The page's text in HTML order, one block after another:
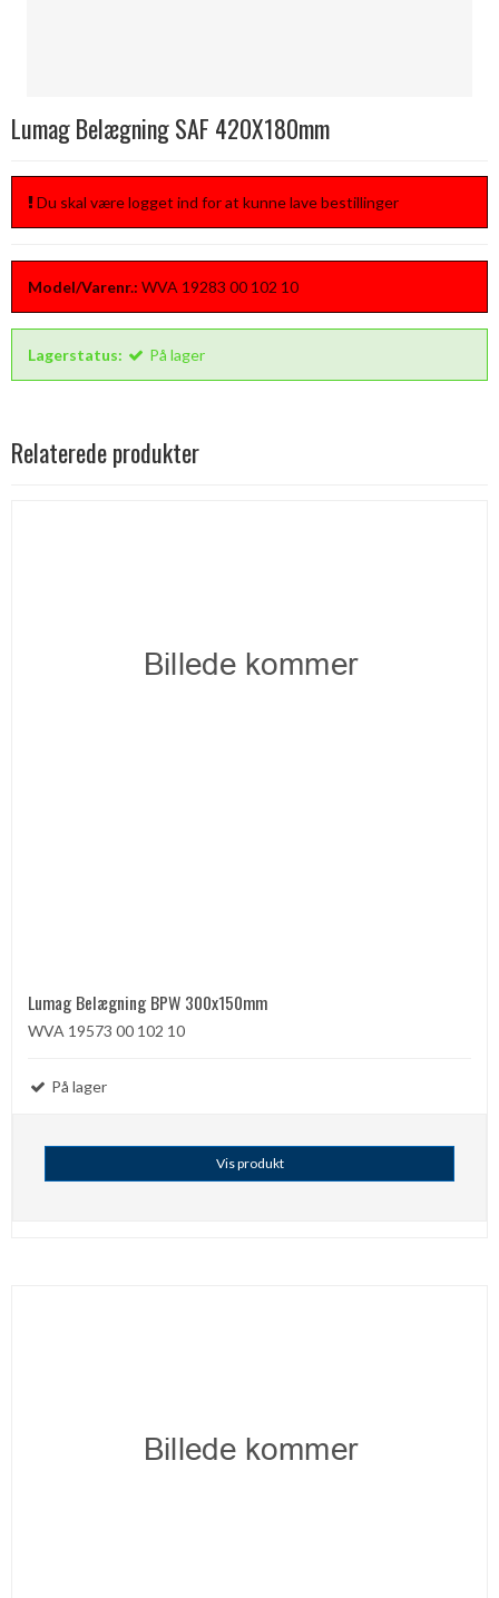
Lumag Belægning SAF 420X180mm
Du skal være logget ind for at kunne lave bestillinger
Model/Varenr.: WVA 19283 00 102 10
Lagerstatus: På lager
Relaterede produkter
Lumag Belægning BPW 300x150mm
WVA 19573 00 102 10
På lager
Vis produkt